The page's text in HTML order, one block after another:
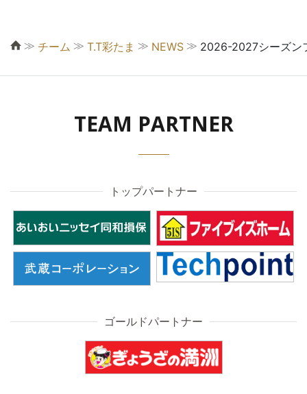
≫ チーム ≫ T.T彩たま ≫ NEWS ≫ 2026-2027シーズン
TEAM PARTNER
トップパートナー
ゴールドパートナー